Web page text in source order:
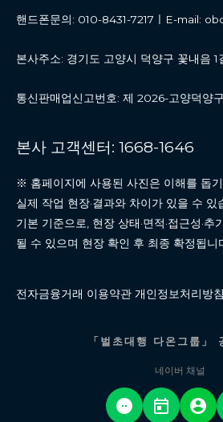
핸드폰문의: 010-8431-7217ㅣE-mail:
본사주소: 경기도 고양시 덕양구 꽃내음 1
통신판매업신고번호: 제 2026-고양덕양
본사 고객센터: 1668-1646
※ 홈페이지에 사용된 사진은 이해를 돕
실제 작업 현장·결과와 차이가 있을 수
기본 기준으로, 현장 상태·면적·접근성·
될 수 있으며 현장 확인 후 최종 확정됩니
전자금융거래 이용약관 개인정보처리방침
「벌초대행 다온그룹」
네이버 채널